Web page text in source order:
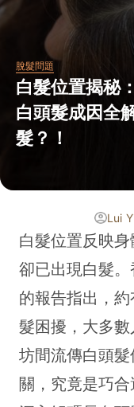
脫髮問題
白髮位置揭秘
白頭髮成因全
髮？！
Lui
白髮位置反映
卻已出現白髮
的報告指出，
髮困擾，大多數
坊間流傳白頭
關，究竟是巧